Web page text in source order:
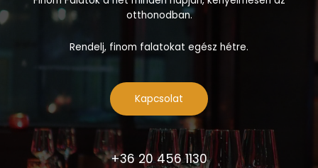
otthonodban.
Rendelj, finom falatokat egész hétre.
Kapcsolat
+36 20 456 1130